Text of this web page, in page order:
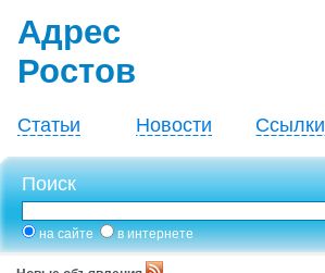
Адрес
Ростов
Статьи Новости Ссылки
Поиск
на сайте в интернете